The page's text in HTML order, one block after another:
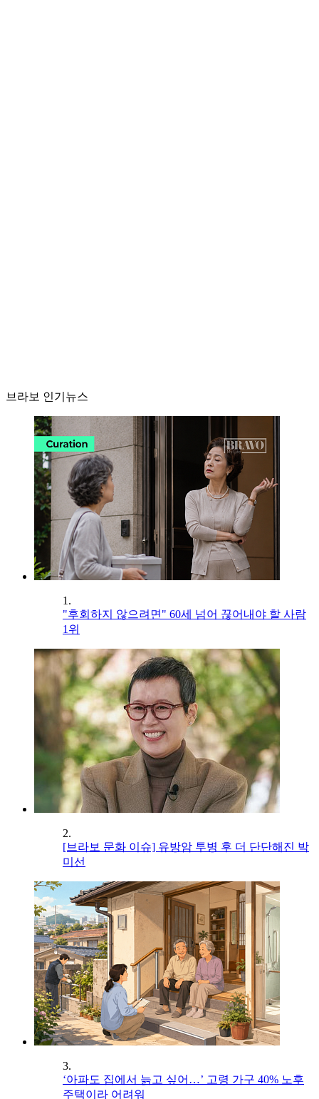
브라보 인기뉴스
1.
"후회하지 않으려면" 60세 넘어 끊어내야 할 사람
1위
2.
[브라보 문화 이슈] 유방암 투병 후 더 단단해진 박
미선
3.
‘아파도 집에서 늙고 싶어…’ 고령 가구 40% 노후
주택이라 어려워